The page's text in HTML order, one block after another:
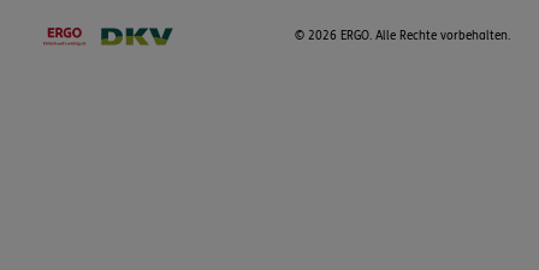
© 2026 ERGO. Alle Rechte vorbehalten.